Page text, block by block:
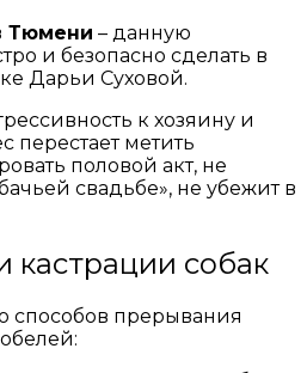
Тюмени – данную
и безопасно сделать в
Дарьи Суховой.
к хозяину и
перестает метить
половой акт, не
свадьбе», не убежит в
кастрации собак
способов прерывания